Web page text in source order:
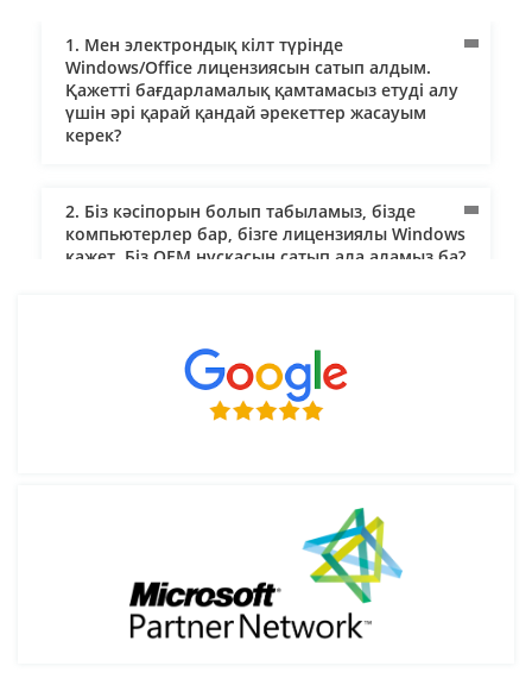
1. Мен электрондық кілт түрінде
Windows/Office лицензиясын сатып алдым.
Қажетті бағдарламалық қамтамасыз етуді алу
үшін әрі қарай қандай әрекеттер жасауым
керек?
2. Біз кәсіпорын болып табыламыз, бізде
компьютерлер бар, бізге лицензиялы Windows
қажет. Біз OEM нұсқасын сатып ала аламыз ба?
үшін заңды тұлға атына ашылған банктік
картаны пайдалануға бола ма?
5. Тапсырыс қанша уақытта жеткізіледі?